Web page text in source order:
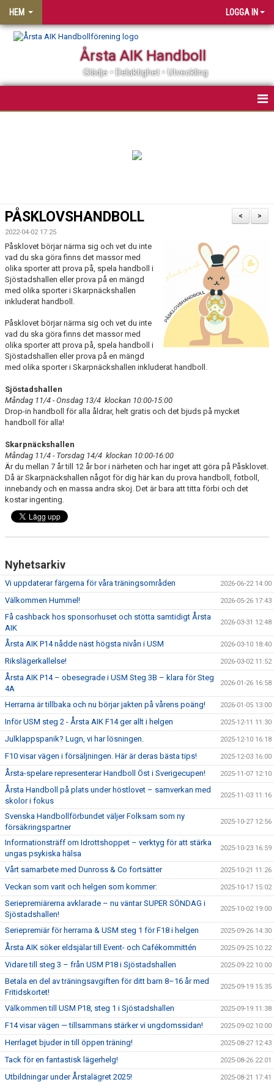
HEM LOGGA IN
Årsta AIK Handboll
Glädje • Delaktighet • Utveckling
KLUBBSHOP
PARTNER
LEDARGUIDEN
>
<
PÅSKLOVSHANDBOLL
2022-04-02 17:25
Påsklovet börjar närma sig och vet du inte
vad du ska göra finns det massor med
olika sporter att prova på, spela handboll i
Sjöstadshallen eller prova på en mängd
med olika sporter i Skarpnäckshallen
inkluderat handboll.
Påsklovet börjar närma sig och vet du inte
vad du ska göra finns det massor med
olika sporter att prova på, spela handboll i
Sjöstadshallen eller prova på en mängd
med olika sporter i Skarpnäckshallen inkluderat handboll.
Sjöstadshallen
Måndag 11/4 - Onsdag 13/4 klockan 10:00-15:00
Drop-in handboll för alla åldrar, helt gratis och det bjuds på mycket
handboll för alla!
Skarpnäckshallen
Måndag 11/4 - Torsdag 14/4 klockan 10:00-16:00
Är du mellan 7 år till 12 år bor i närheten och har inget att göra på Påsklovet.
Då är Skarpnäckshallen något för dig här kan du prova handboll, fotboll,
innebandy och en massa andra skoj. Det är bara att titta förbi och det
kostar ingenting.
Nyhetsarkiv
Vi uppdaterar färgerna för våra träningsområden 2026-06-22 14:00
Välkommen Hummel! 2026-05-26 17:43
Få cashback hos sponsorhuset och stötta samtidigt Årsta
AIK
2026-03-31 12:48
Årsta AIK P14 nådde näst högsta nivån i USM 2026-03-10 18:40
Rikslägerkallelse! 2026-03-02 11:52
Årsta AIK P14 – obesegrade i USM Steg 3B – klara för Steg
4A
2026-01-26 16:58
Herrarna är tillbaka och nu börjar jakten på vårens poäng! 2026-01-05 13:00
Inför USM steg 2 - Årsta AIK F14 ger allt i helgen 2025-12-11 11:30
Julklappspanik? Lugn, vi har lösningen. 2025-12-10 16:18
F10 visar vägen i försäljningen. Här är deras bästa tips! 2025-12-03 16:00
Årsta-spelare representerar Handboll Öst i Sverigecupen! 2025-11-07 12:10
Årsta Handboll på plats under höstlovet – samverkan med
skolor i fokus
2025-11-03 11:16
Svenska Handbollförbundet väljer Folksam som ny
försäkringspartner
2025-10-27 12:56
Informationsträff om Idrottshoppet – verktyg för att stärka
ungas psykiska hälsa
2025-10-23 16:59
Vårt samarbete med Dunross & Co fortsätter 2025-10-21 11:26
Veckan som varit och helgen som kommer: 2025-10-17 15:02
Seriepremiärerna avklarade – nu väntar SUPER SÖNDAG i
Sjöstadshallen!
2025-10-02 19:00
Seriepremiär för herrarna & USM steg 1 för F18 i helgen 2025-09-26 14:30
Årsta AIK söker eldsjälar till Event- och Cafékommittén 2025-09-25 10:22
Vidare till steg 3 – från USM P18 i Sjöstadshallen 2025-09-22 10:00
Betala en del av träningsavgiften för ditt barn 8–16 år med
Fritidskortet!
2025-09-19 15:35
Välkommen till USM P18, steg 1 i Sjöstadshallen 2025-09-19 11:38
F14 visar vägen — tillsammans stärker vi ungdomssidan! 2025-09-02 10:00
Herrlaget bjuder in till öppen träning! 2025-08-27 12:43
Tack för en fantastisk lägerhelg! 2025-08-26 22:01
Utbildningar under Årstalägret 2025! 2025-08-21 17:41